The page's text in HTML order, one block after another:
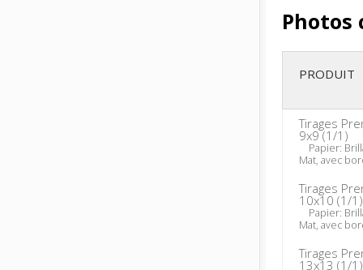
Photos
PRODUIT
Tirages
9x9 (1/1)
Papier:
Mat, avec
Tirages
10x10 (1/1)
Papier:
Mat, avec
Tirages
13x13 (1/1)